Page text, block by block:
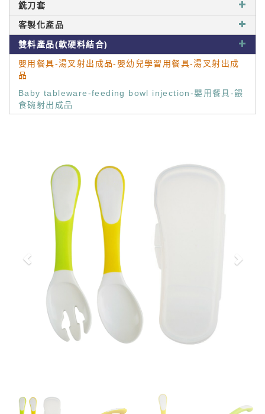
銑刀套
客製化產品
雙料產品(軟硬料結合)
嬰用餐具-湯叉射出成品-嬰幼兒學習用餐具-湯叉射出成
品
Baby tableware-feeding bowl injection-嬰用餐具-餵
食碗射出成品